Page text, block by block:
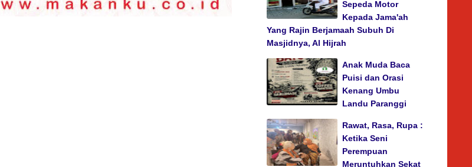
Sepeda Motor
Kepada Jama'ah
Yang Rajin Berjamaah Subuh Di
Masjidnya, Al Hijrah
Anak Muda Baca
Puisi dan Orasi
Kenang Umbu
Landu Paranggi
Rawat, Rasa, Rupa :
Ketika Seni
Perempuan
Meruntuhkan Sekat